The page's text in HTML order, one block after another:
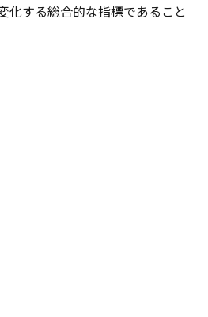
化する総合的な指標であること